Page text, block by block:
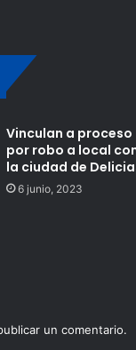
Vinculan a
por robo a local
la ciudad de
6 junio, 2023
un comentario.